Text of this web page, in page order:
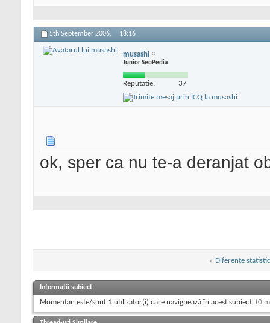
5th September 2006, 18:16
musashi
Junior SeoPedia
Reputatie: 37
ok, sper ca nu te-a deranjat
« Diferente
Informații subiect
Momentan este/sunt 1 utilizator(i) care navighează în acest subiect. (0